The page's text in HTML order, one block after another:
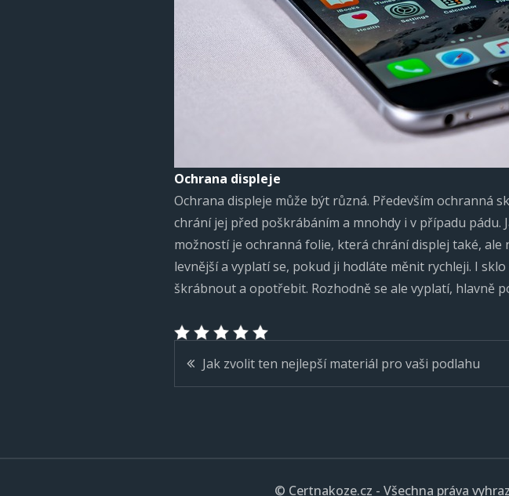
Ochrana displeje
Ochrana displeje může být různá. Především ochranná
chrání jej před poškrábáním a mnohdy i v případu
možností je ochranná folie, která chrání displej také, ale
levnější a vyplatí se, pokud ji hodláte měnit rychleji. I
škrábnout a opotřebit. Rozhodně se ale vyplatí, hlavně
Navigace
Jak zvolit ten nejlepší materiál pro vaši podlahu
© Certnakoze.cz - Všechna práva